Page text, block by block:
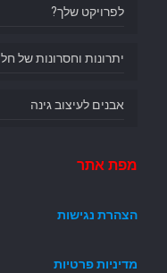
לפרויקט שלך?
יתרונות וחסרונות של
אבנים לעיצוב גינה
מפת אתר
הצהרת נגישות
מדיניות פרטיות